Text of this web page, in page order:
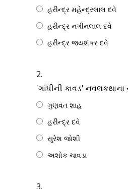
હરીન્દ્ર મહેન્દ્રલાલ દવે
હરીન્દ્ર નગીનલાલ દવે
હરીન્દ્ર જયશંકર દવે
2.
'ગાંધીની કાવડ'
ગુણવંત શાહ
હરીન્દ્ર દવે
સુરેશ જોશી
અશોક ચાવડા
3.